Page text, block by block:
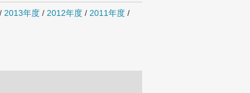
/ 2013年度 / 2012年度 / 2011年度 /